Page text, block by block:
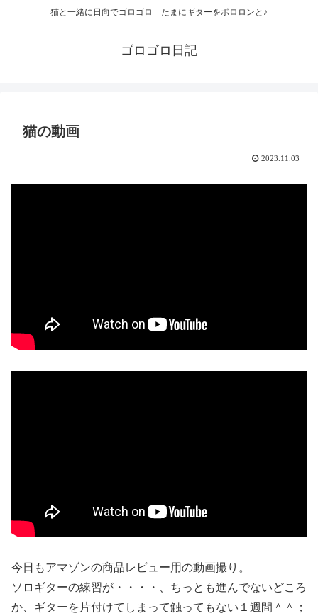
猫と一緒に日向でゴロゴロ たまにギターをポロロンと♪
ゴロゴロ日記
猫の動画
2023.11.03
今日もアマゾンの商品レビュー用の動画撮り。
ソロギターの練習が・・・・、ちっとも進んでないどころ
か、ギターを片付けてしまって触ってもない１週間＾＾；